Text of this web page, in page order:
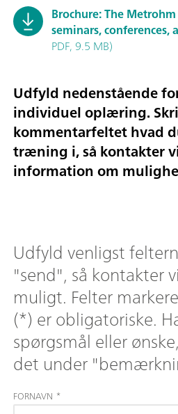
Brochure: The
seminars, conferences,
PDF, 9.5 MB)
Udfyld nedenstående
individuel oplæring.
kommentarfeltet hvad
træning i, så kontakter
information om
Udfyld venligst
"send", så kontakter
muligt. Felter
(*) er obligatoriske.
spørgsmål eller
det under
FORNAVN *